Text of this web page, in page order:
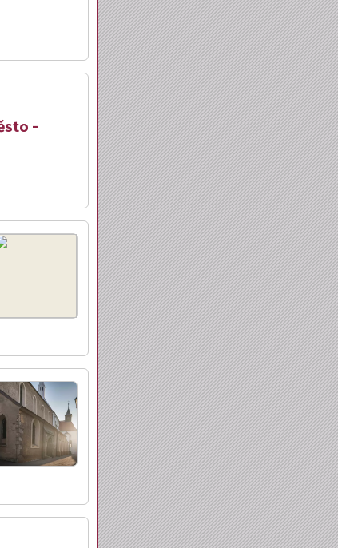
-